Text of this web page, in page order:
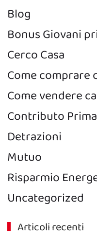
Blog
Bonus Giovani
Cerco Casa
Come comprare
Come vendere
Contributo
Detrazioni
Mutuo
Risparmio
Uncategorized
Articoli recenti